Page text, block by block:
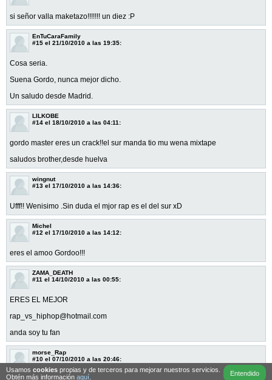
si señor valla maketazo!!!!!!! un diez :P
EnTuCaraFamily
#15 el 21/10/2010 a las 19:35:
Cosa seria.
Suena Gordo, nunca mejor dicho.
Un saludo desde Madrid.
LILKOBE
#14 el 18/10/2010 a las 04:11:
gordo master eres un crack!!el sur manda tio mu wena mixtape
saludos brother,desde huelva
wingnut
#13 el 17/10/2010 a las 14:36:
Ufff!! Wenisimo .Sin duda el mjor rap es el del sur xD
Michel
#12 el 17/10/2010 a las 14:12:
eres el amoo Gordoo!!!
ZAMA_DEATH
#11 el 14/10/2010 a las 00:55:
ERES EL MEJOR
rap_vs_hiphop@hotmail.com
anda soy tu fan
morse_Rap
#10 el 07/10/2010 a las 20:46:
Usamos cookies propias y de terceros para mejorar nuestros servicios.
Obtén más información aquí Entendido